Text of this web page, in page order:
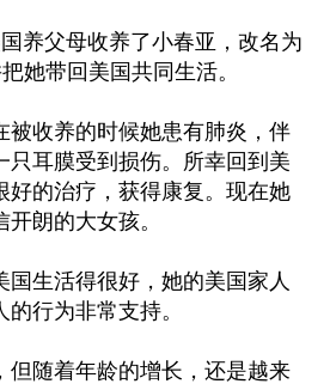
养父母收养了小春亚，改名为
她带回美国共同生活。
被收养的时候她患有肺炎，伴
只耳膜受到损伤。所幸回到美
好的治疗，获得康复。现在她
朗的大女孩。
国生活得很好，她的美国家人
行为非常支持。
但随着年龄的增长，还是越来